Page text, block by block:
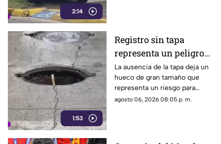
2:14
1:53
Registro sin tapa
representa un peligro
en avenida Miguel
López de Legaspi
La ausencia de la tapa deja un
hueco de gran tamaño que
representa un riesgo para
automovilistas, motociclistas,
agosto 06, 2026 08:05 p. m.